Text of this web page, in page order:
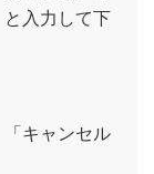
入力して下
キャンセル